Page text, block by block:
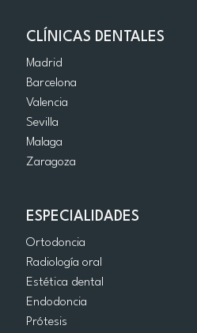
CLÍNICAS DENTALES
Madrid
Barcelona
Valencia
Sevilla
Malaga
Zaragoza
ESPECIALIDADES
Ortodoncia
Radiología oral
Estética dental
Endodoncia
Prótesis